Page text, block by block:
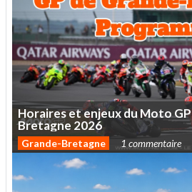
HorairesetenjeuxduMotoGP
Bretagne 2026
Grande-Bretagne 1 commentaire